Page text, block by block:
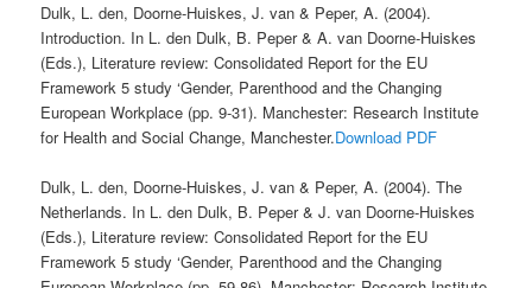
Dulk, L. den, Doorne-Huiskes, J. van & Peper, A. (2004).
Introduction. In L. den Dulk, B. Peper & A. van Doorne-Huiskes
(Eds.), Literature review: Consolidated Report for the EU
Framework 5 study ‘Gender, Parenthood and the Changing
European Workplace (pp. 9-31). Manchester: Research Institute
for Health and Social Change, Manchester.Download PDF
Dulk, L. den, Doorne-Huiskes, J. van & Peper, A. (2004). The
Netherlands. In L. den Dulk, B. Peper & J. van Doorne-Huiskes
(Eds.), Literature review: Consolidated Report for the EU
Framework 5 study ‘Gender, Parenthood and the Changing